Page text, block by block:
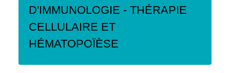
D'IMMUNOLOGIE - THÉRAPIE
CELLULAIRE ET
HÉMATOPOÏÈSE